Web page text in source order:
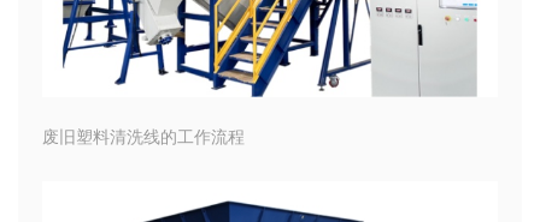
废旧塑料清洗线的工作流程